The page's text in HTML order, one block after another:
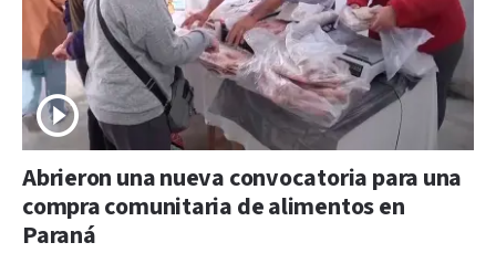
Abrieron una nueva convocatoria para una
compra comunitaria de alimentos en
Paraná